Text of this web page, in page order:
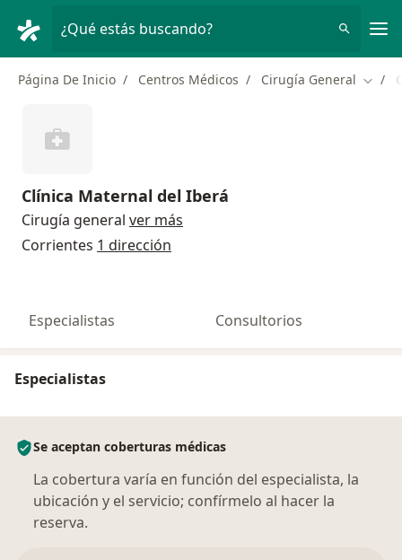
¿Qué estás buscando?
Página De Inicio Centros Médicos Cirugía General
Clínica Maternal del Iberá
Cirugía general ver más
Corrientes 1 dirección
Especialistas Consultorios
Especialistas
Se aceptan coberturas médicas
La cobertura varía en función del especialista, la
ubicación y el servicio; confírmelo al hacer la
reserva.